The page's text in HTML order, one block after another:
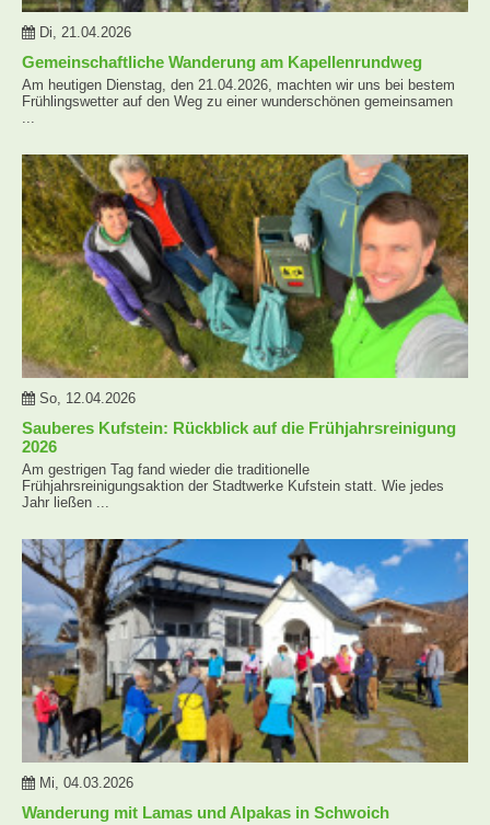
Di, 21.04.2026
Gemeinschaftliche Wanderung am Kapellenrundweg
Am heutigen Dienstag, den 21.04.2026, machten wir uns bei bestem
Frühlingswetter auf den Weg zu einer wunderschönen gemeinsamen
So, 12.04.2026
Sauberes Kufstein: Rückblick auf die Frühjahrsreinigung
2026
Am gestrigen Tag fand wieder die traditionelle
Frühjahrsreinigungsaktion der Stadtwerke Kufstein statt. Wie jedes
Jahr ließen ...
Mi, 04.03.2026
Wanderung mit Lamas und Alpakas in Schwoich